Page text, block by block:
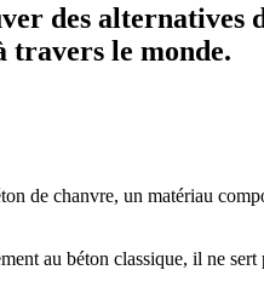
des
travers le monde.
de chanvre, un matériau
au béton classique, il ne